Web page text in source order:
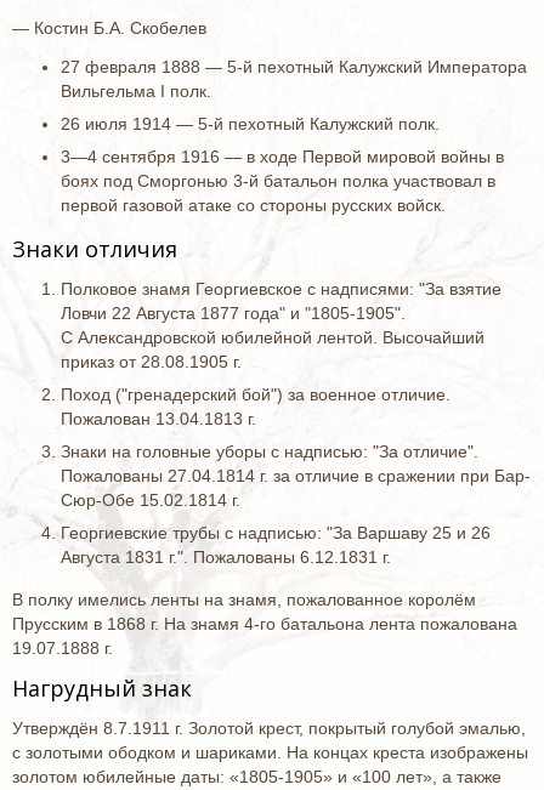
— Костин Б.А. Скобелев
27 февраля 1888 — 5-й пехотный Калужский Императора
Вильгельма I полк.
26 июля 1914 — 5-й пехотный Калужский полк.
3—4 сентября 1916 — в ходе Первой мировой войны в
боях под Сморгонью 3-й батальон полка участвовал в
первой газовой атаке со стороны русских войск.
Знаки отличия
Полковое знамя Георгиевское с надписями: "За взятие
Ловчи 22 Августа 1877 года" и "1805-1905".
С Александровской юбилейной лентой. Высочайший
приказ от 28.08.1905 г.
Поход ("гренадерский бой") за военное отличие.
Пожалован 13.04.1813 г.
Знаки на головные уборы с надписью: "За отличие".
Пожалованы 27.04.1814 г. за отличие в сражении при Бар-
Сюр-Обе 15.02.1814 г.
Георгиевские трубы с надписью: "За Варшаву 25 и 26
Августа 1831 г.". Пожалованы 6.12.1831 г.
В полку имелись ленты на знамя, пожалованное королём
Прусским в 1868 г. На знамя 4-го батальона лента пожалована
19.07.1888 г.
Нагрудный знак
Утверждён 8.7.1911 г. Золотой крест, покрытый голубой эмалью,
с золотыми ободком и шариками. На концах креста изображены
золотом юбилейные даты: «1805-1905» и «100 лет», а также